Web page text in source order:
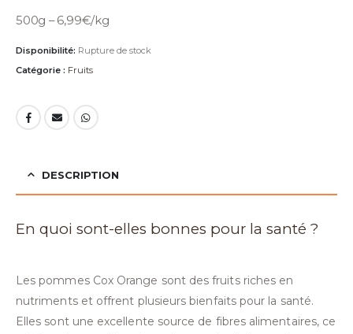
500g – 6,99€/kg
Disponibilité: Rupture de stock
Catégorie : Fruits
DESCRIPTION
En quoi sont-elles bonnes pour la santé ?
Les pommes Cox Orange sont des fruits riches en
nutriments et offrent plusieurs bienfaits pour la santé.
Elles sont une excellente source de fibres alimentaires, ce